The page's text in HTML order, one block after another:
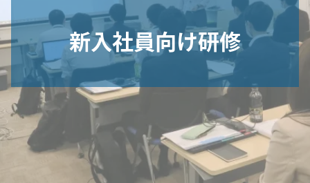
新入社員向け研修